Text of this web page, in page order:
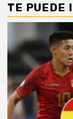
TE PUEDE